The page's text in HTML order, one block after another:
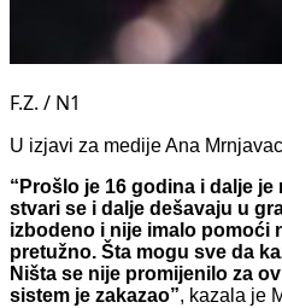
F.Z. / N1
U izjavi za medije Ana
“Prošlo je 16 godina i dalje je
stvari se i dalje dešavaju u
izbodeno i nije imalo pomoći
pretužno. Šta mogu sve da
Ništa se nije promijenilo za
sistem je zakazao”, kazala je